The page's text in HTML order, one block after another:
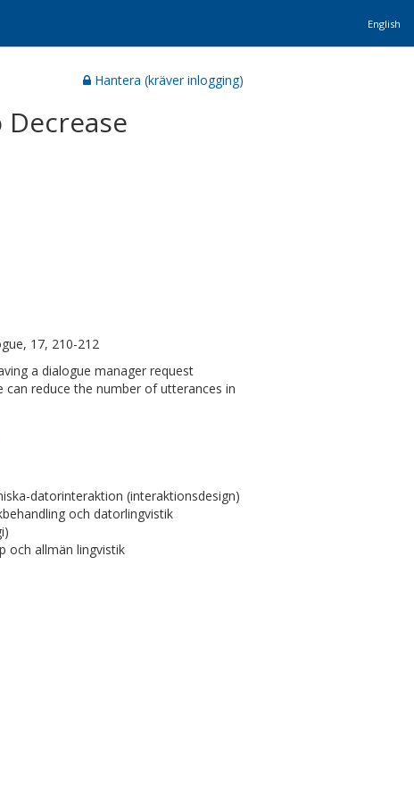
English
Hantera (kräver inlogging)
17, 210-212
a dialogue manager request
reduce the number of utterances in
datorinteraktion (interaktionsdesign)
och datorlingvistik
och allmän lingvistik